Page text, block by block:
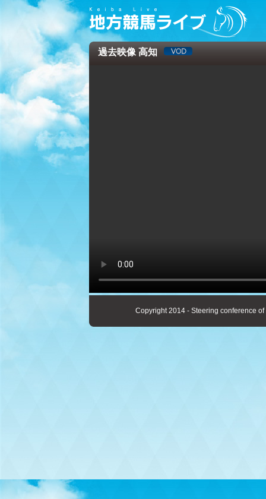
過去映像 高知
Copyright 2014 - Steering conference